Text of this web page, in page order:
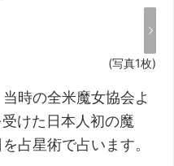
(写真1枚)
時の全米魔女協会よ
けた日本人初の魔
占星術で占います。